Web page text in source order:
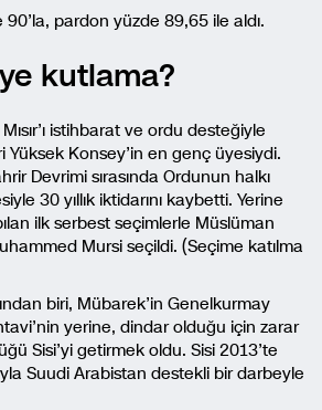
pardon yüzde 89,65 ile aldı.
kutlama?
istihbarat ve ordu desteğiyle
Yüksek Konsey’in en genç üyesiydi.
Devrimi sırasında Ordunun halkı
30 yıllık iktidarını kaybetti. Yerine
ilk serbest seçimlerle Müslüman
Mursi seçildi. (Seçime katılma
biri, Mübarek’in Genelkurmay
yerine, dindar olduğu için zarar
Sisi’yi getirmek oldu. Sisi 2013’te
Suudi Arabistan destekli bir darbeyle